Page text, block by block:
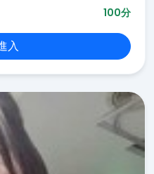
100分
入